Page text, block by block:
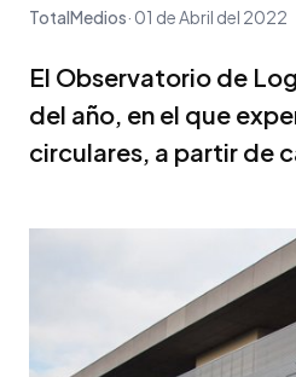
TotalMedios 01 de Abril del 2022
El Observatorio de
del año, en el que
circulares, a partir de